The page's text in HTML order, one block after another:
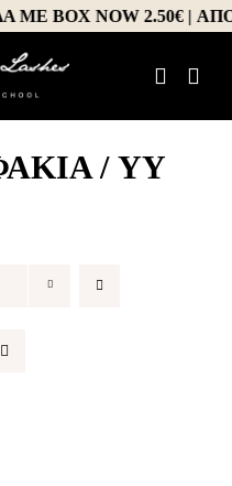
NOW 2.50€ |
/ YY